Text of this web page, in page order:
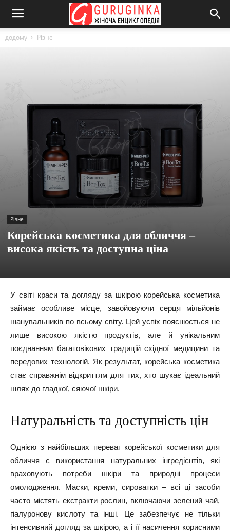
додому Різне
Різне
Корейська косметика для обличчя –
висока якість та доступна ціна
У світі краси та догляду за шкірою корейська косметика
займає особливе місце, завойовуючи серця мільйонів
шанувальників по всьому світу. Цей успіх пояснюється не
лише високою якістю продуктів, але й унікальним
поєднанням багатовікових традицій східної медицини та
передових технологій. Як результат, корейська косметика
стає справжнім відкриттям для тих, хто шукає ідеальний
шлях до гладкої, сяючої шкіри.
Натуральність та доступність цін
Однією з найбільших переваг корейської косметики для
обличчя є використання натуральних інгредієнтів, які
враховують потреби шкіри та природні процеси
омолодження. Маски, креми, сироватки – всі ці засоби
часто містять екстракти рослин, включаючи зелений чай,
гіалуронову кислоту та інші. Це забезпечує не тільки
інтенсивний догляд за шкірою, а і її насичення корисними